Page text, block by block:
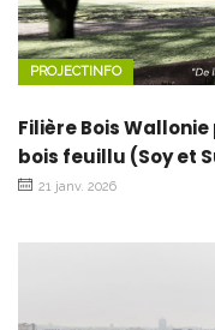
PROJECTINFO
Filière Bois
bois feuillu (Soy et
21 janv. 2026